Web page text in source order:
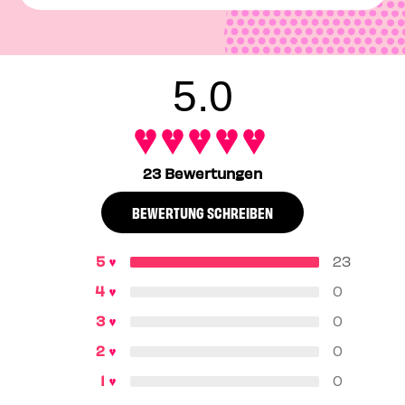
The POREfessional Face Primer and any
The POREfessional: Super
Setter, holding the bottle about 8 inches from your face.
apply your primer and makeup. Reapply throughout the
day whenever you need a little pick-me-up.
5.0
23 Bewertungen
BEWERTUNG SCHREIBEN
23
0
0
0
0